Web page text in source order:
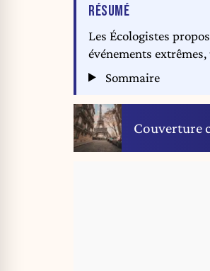
RÉSUMÉDE L'ARTICLE
Les Écologistes
événements
Sommaire
Couverture